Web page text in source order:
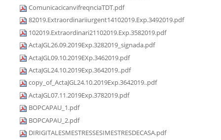
ComunicacicanvifreqnciaTDT.pdf
82019.Extraordinariiurgent14102019.Exp.3492019.pdf
102019.Extraordinari21102019.Exp.3582019.pdf
ActaJGL26.09.2019Exp.3282019_signada.pdf
ActaJGL09.10.2019EXp.3462019.pdf
ActaJGL24.10.2019Exp.3642019..pdf
copy_of_ActaJGL24.10.2019Exp.3642019..pdf
ActaJGL07.11.2019Exp.3782019.pdf
BOPCAPAU_1.pdf
BOPCAPAU_2.pdf
DIRIGITALESMESTRESSESIMESTRESDECASA.pdf